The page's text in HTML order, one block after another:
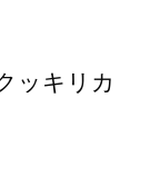
ッキリカ